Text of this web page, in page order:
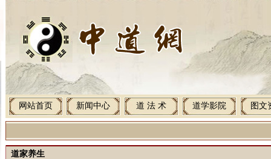
网站首页 新闻中心 道 法 术 道学影院 图文
道家养生